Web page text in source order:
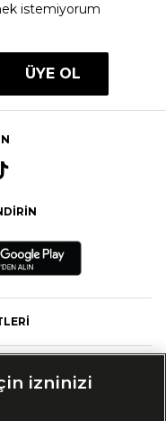
istemiyorum
ÜYE OL
izninizi